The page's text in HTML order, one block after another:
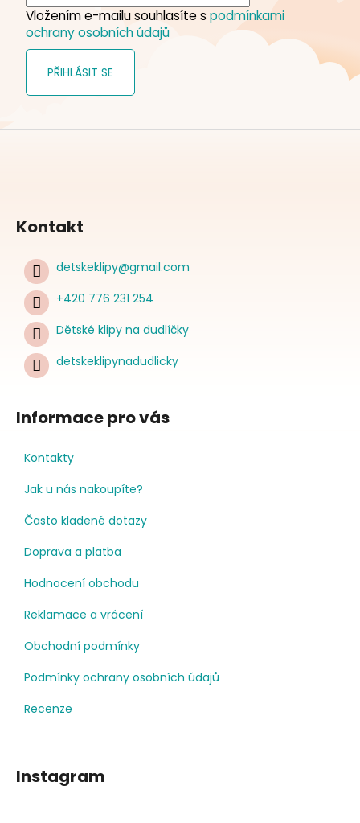
Vložením e-mailu souhlasíte s podmínkami
ochrany osobních údajů
PŘIHLÁSIT SE
Kontakt
detskeklipy@gmail.com
+420 776 231 254
Dětské klipy na dudlíčky
detskeklipynadudlicky
Informace pro vás
Kontakty
Jak u nás nakoupíte?
Často kladené dotazy
Doprava a platba
Hodnocení obchodu
Reklamace a vrácení
Obchodní podmínky
Podmínky ochrany osobních údajů
Recenze
Instagram